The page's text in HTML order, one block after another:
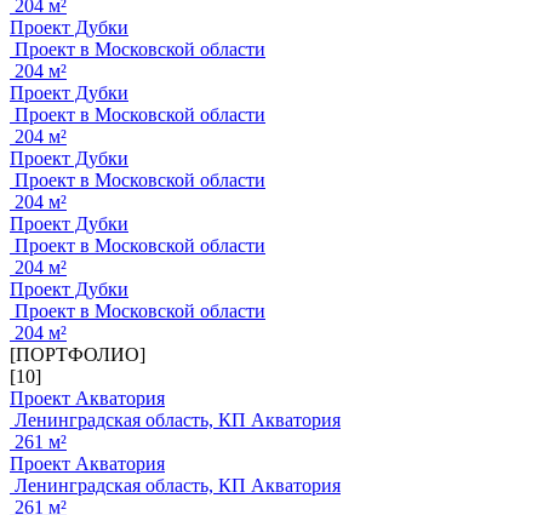
204 м²
Проект Дубки
Проект в Московской области
204 м²
Проект Дубки
Проект в Московской области
204 м²
Проект Дубки
Проект в Московской области
204 м²
Проект Дубки
Проект в Московской области
204 м²
Проект Дубки
Проект в Московской области
204 м²
[ПОРТФОЛИО]
[10]
Проект Акватория
Ленинградская область, КП Акватория
261 м²
Проект Акватория
Ленинградская область, КП Акватория
261 м²